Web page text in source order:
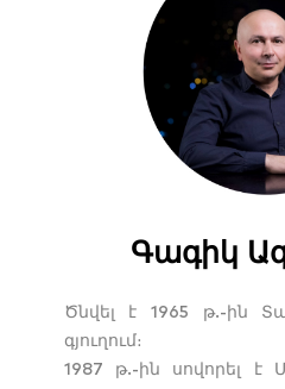
Գագիկ
Ծնվել է 1965 թ.-ին
գյուղում։
1987 թ.-ին սովորել է